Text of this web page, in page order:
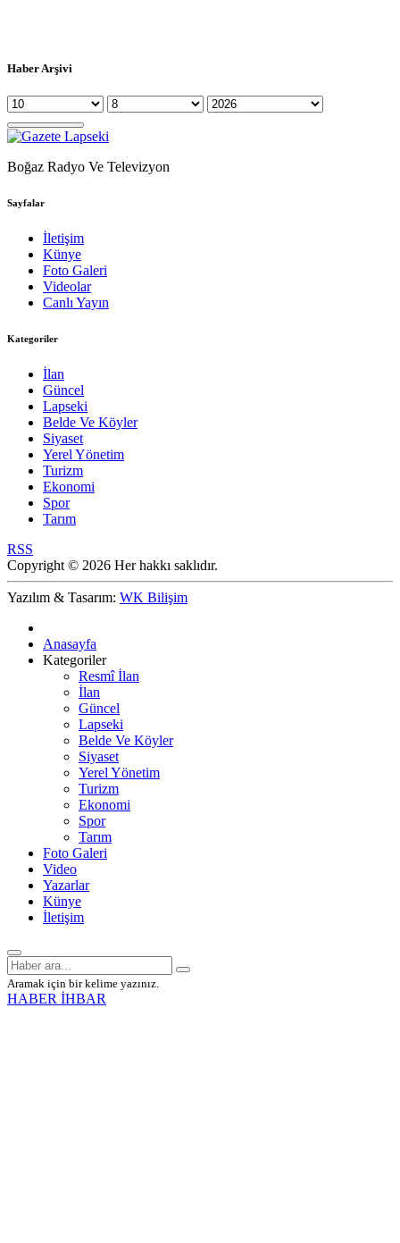
Haber Arşivi
Boğaz Radyo Ve Televizyon
Sayfalar
İletişim
Künye
Foto Galeri
Videolar
Canlı Yayın
Kategoriler
İlan
Güncel
Lapseki
Belde Ve Köyler
Siyaset
Yerel Yönetim
Turizm
Ekonomi
Spor
Tarım
RSS
Copyright © 2026 Her hakkı saklıdır.
Yazılım & Tasarım: WK Bilişim
Anasayfa
Kategoriler
Resmî İlan
İlan
Güncel
Lapseki
Belde Ve Köyler
Siyaset
Yerel Yönetim
Turizm
Ekonomi
Spor
Tarım
Foto Galeri
Video
Yazarlar
Künye
İletişim
Aramak için bir kelime yazınız.
HABER İHBAR